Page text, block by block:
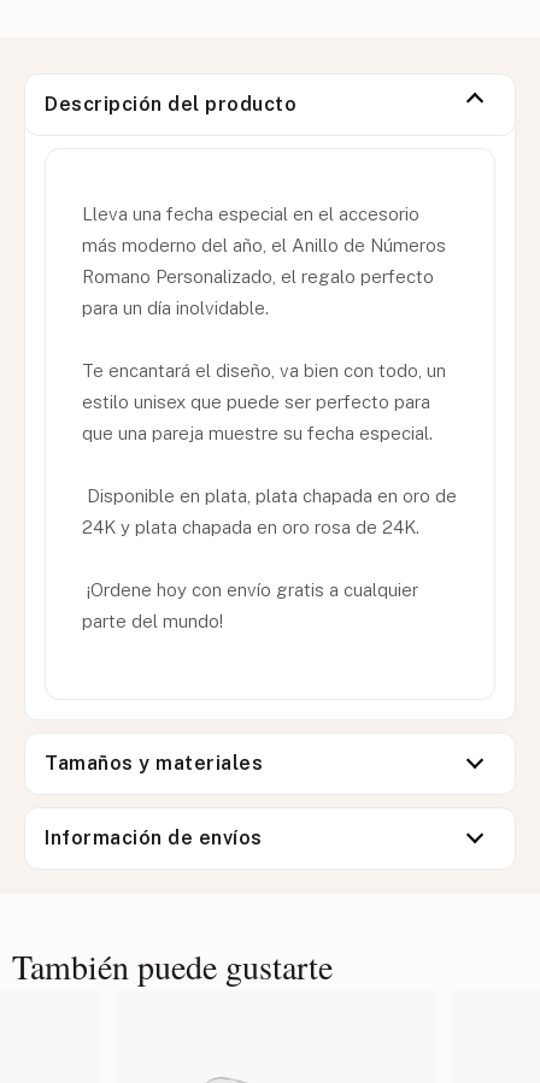
Descripción del producto
Lleva una fecha especial en el accesorio
más moderno del año, el Anillo de Números
Romano Personalizado, el regalo perfecto
para un día inolvidable.
Te encantará el diseño, va bien con todo, un
estilo unisex que puede ser perfecto para
que una pareja muestre su fecha especial.
Disponible en plata, plata chapada en oro de
24K y plata chapada en oro rosa de 24K.
¡Ordene hoy con envío gratis a cualquier
parte del mundo!
Tamaños y materiales
Información de envíos
También puede gustarte